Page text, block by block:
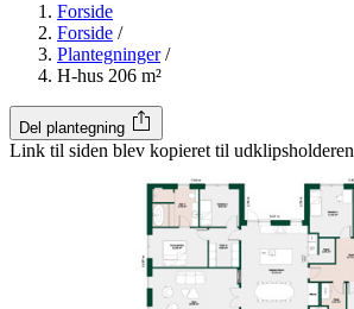
Forside
Forside /
Plantegninger /
H-hus 206 m²
Del plantegning
Link til siden blev kopieret til udklipsholderen